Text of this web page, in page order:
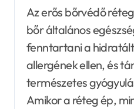
Az erős bőrvédő
bőr általános
fenntartani a
allergének ellen, és
természetes
Amikor a réteg ép,